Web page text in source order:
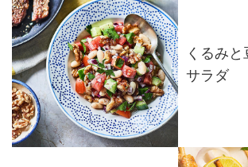
くるみ
サラダ